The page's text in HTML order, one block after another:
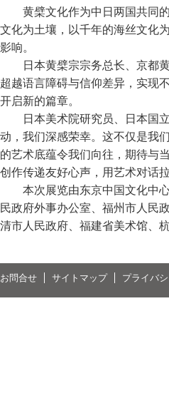
黄檗文化作为中日两国共同
文化为土壤，以千年的海丝文化
影响。
日本黄檗宗宗务总长、京都
超越语言障碍与信仰差异，实现
开启新的篇章。
日本美术院研究员、日本国
动，我们深感荣幸。这不仅是我
的艺术底蕴令我们向往，期待与
创作传递友好心声，用艺术对话
本次展览由东京中国文化中
民政府外事办公室、福州市人民
清市人民政府、福建省美术馆、
お問合せ サイトマップ プライバ